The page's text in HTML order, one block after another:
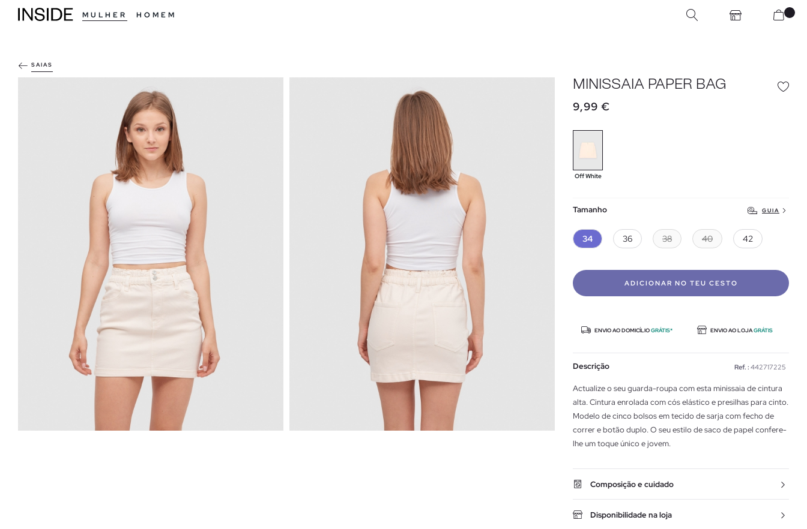
MULHER HOMEM
SAIAS
MINISSAIA PAPER BAG
9,99 €
Off White
Tamanho GUIA
34 36 38 40 42
ADICIONAR NO TEU CESTO
ENVIO AO DOMICÍLIOGRÁTIS* ENVIO AO LOJAGRÁTIS
Descrição Ref. : 442717225
Actualize o seu guarda-roupa com esta minissaia de cintura
alta. Cintura enrolada com cós elástico e presilhas para cinto.
Modelo de cinco bolsos em tecido de sarja com fecho de
correr e botão duplo. O seu estilo de saco de papel confere-
lhe um toque único e jovem.
Composição e cuidado
Disponibilidade na loja